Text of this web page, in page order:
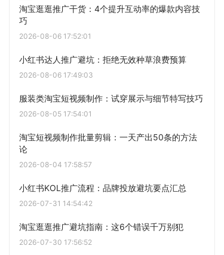
淘宝逛逛推广干货：4个提升互动率的爆款内容技
巧
2026-08-06 17:52:01
小红书达人推广避坑：拒绝无效种草浪费预算
2026-08-06 17:49:03
服装类淘宝短视频制作：试穿展示与细节特写技巧
2026-08-05 17:54:01
淘宝短视频制作批量剪辑：一天产出50条的方法
论
2026-08-04 17:58:57
小红书KOL推广流程：品牌投放避坑要点汇总
2026-07-31 14:54:42
淘宝逛逛推广避坑指南：这6个错误千万别犯
2026-07-30 17:56:52